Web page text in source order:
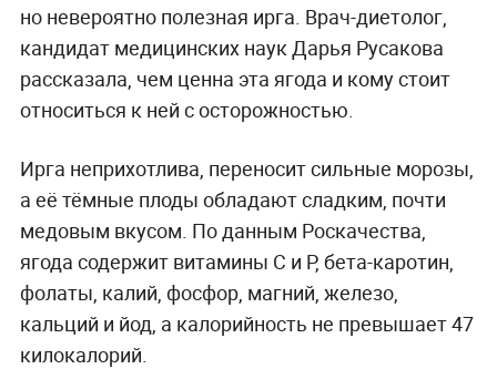
но невероятно полезная ирга. Врач-диетолог,
кандидат медицинских наук Дарья Русакова
рассказала, чем ценна эта ягода и кому стоит
относиться к ней с осторожностью.
Ирга неприхотлива, переносит сильные морозы,
а её тёмные плоды обладают сладким, почти
медовым вкусом. По данным Роскачества,
ягода содержит витамины С и Р, бета-каротин,
фолаты, калий, фосфор, магний, железо,
кальций и йод, а калорийность не превышает 47
килокалорий.